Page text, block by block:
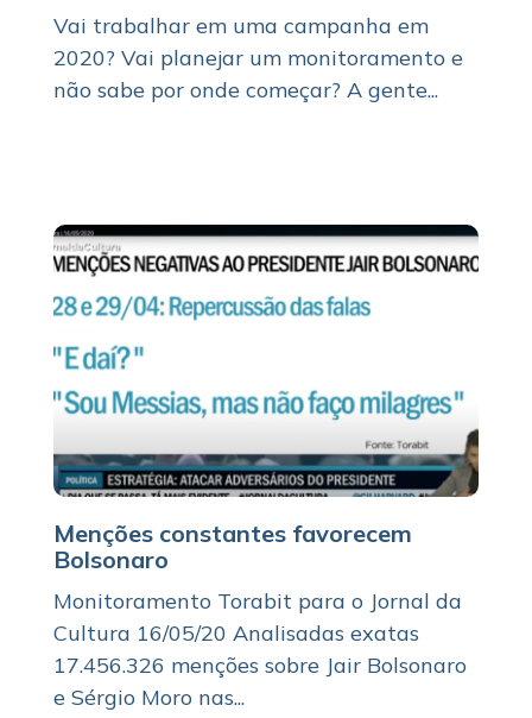
Vai trabalhar em uma campanha em
2020? Vai planejar um monitoramento e
não sabe por onde começar? A gente...
Menções constantes favorecem
Bolsonaro
Monitoramento Torabit para o Jornal da
Cultura 16/05/20 Analisadas exatas
17.456.326 menções sobre Jair Bolsonaro
e Sérgio Moro nas...